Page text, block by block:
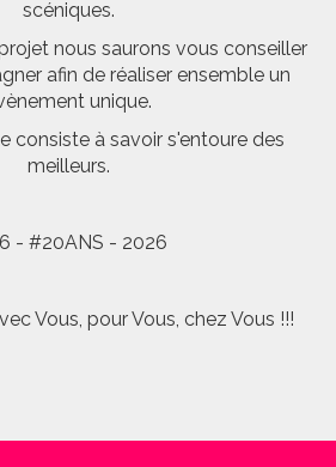
scéniques.
nous saurons vous conseiller
afin de réaliser ensemble un
unique.
consiste à savoir s'entoure des
meilleurs.
- #20ANS - 2026
Vous, pour Vous, chez Vous !!!